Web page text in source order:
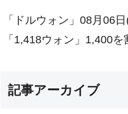
「ドルウォン」08月06日
「1,418ウォン」1,400を
記事アーカイブ